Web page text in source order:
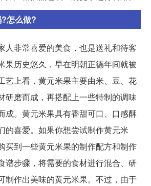
怎么做?
人非常喜爱的美食，也是送礼和待客
果历史悠久，早在明朝正德年间就被
艺上看，黄元米果主要由米、豆、花
研磨而成，再搭配上一些特制的调味
成。黄元米果具有香甜可口、口感酥
的喜爱。如果你想尝试制作黄元米
买到一些黄元米果的制作配方和制作
谱步骤，将需要的食材进行混合、研
制作出美味的黄元米果。不过，由于